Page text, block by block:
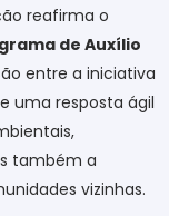
reafirma o
de Auxílio
entre a iniciativa
uma resposta ágil
também a
vizinhas.